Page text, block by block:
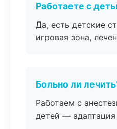
Работаете с
Да, есть детские
игровая зона,
Больно ли
Работаем с
детей — адаптация